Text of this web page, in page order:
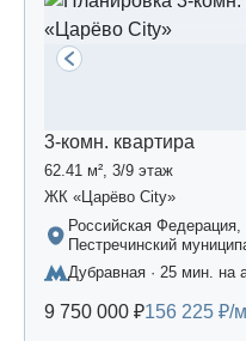
3-комн. квартира
62.41 м², 3/9 этаж
ЖК «Царёво City»
Российская Федерация,
Пестречинский
сельское поселение,
Царево-2», дом 3
Дубравная · 25 мин. на
9 750 000 ₽156 225 ₽/